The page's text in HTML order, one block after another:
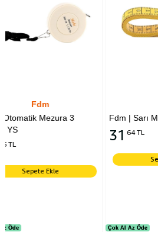
Fdm | Sarı Mezura |150 cm-cm
Sepete Ekle